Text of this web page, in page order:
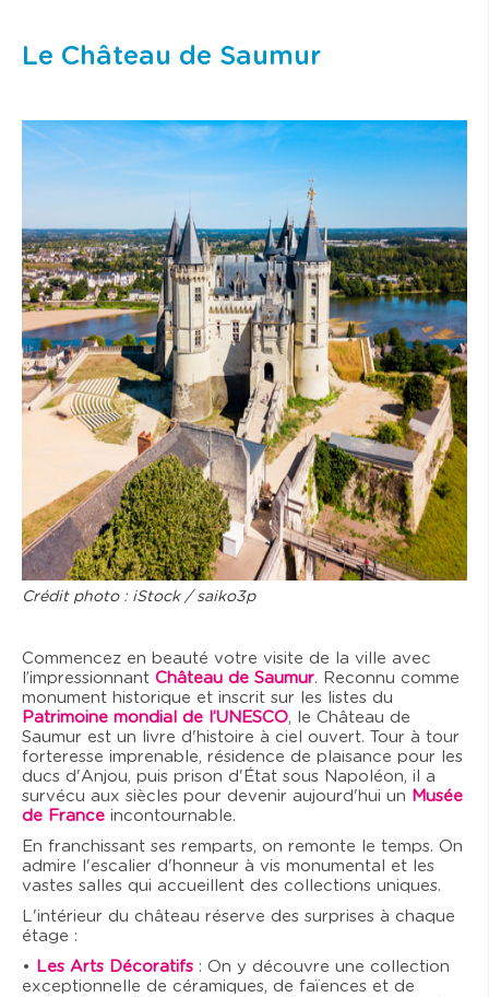
Le Château de Saumur
Crédit photo : iStock / saiko3p
Commencez en beauté votre visite de la ville avec
l’impressionnant Château de Saumur. Reconnu comme
monument historique et inscrit sur les listes du
Patrimoine mondial de l’UNESCO, le Château de
Saumur est un livre d'histoire à ciel ouvert. Tour à tour
forteresse imprenable, résidence de plaisance pour les
ducs d'Anjou, puis prison d'État sous Napoléon, il a
survécu aux siècles pour devenir aujourd'hui un Musée
de France incontournable.
En franchissant ses remparts, on remonte le temps. On
admire l'escalier d'honneur à vis monumental et les
vastes salles qui accueillent des collections uniques.
L'intérieur du château réserve des surprises à chaque
étage :
• Les Arts Décoratifs : On y découvre une collection
exceptionnelle de céramiques, de faïences et de